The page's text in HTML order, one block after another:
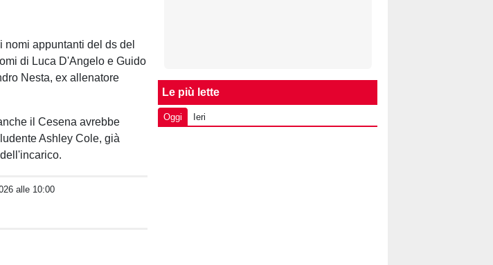
appuntanti del ds del
di Luca D'Angelo e Guido
Nesta, ex allenatore
il Cesena avrebbe
Ashley Cole, già
alle 10:00
Le più lette
Oggi Ieri